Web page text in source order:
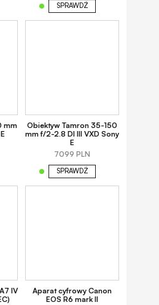
SPRAWDŹ
mm
Obiektyw Tamron 35-150
mm f/2-2.8 DI III VXD Sony
E
7099 PLN
SPRAWDŹ
IV
Aparat cyfrowy Canon
EOS R6 mark II